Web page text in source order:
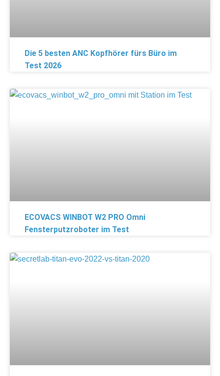
Die 5 besten ANC Kopfhörer fürs Büro im
Test 2026
ECOVACS WINBOT W2 PRO Omni
Fensterputzroboter im Test